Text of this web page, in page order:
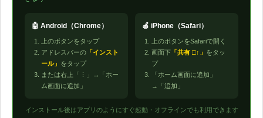
🤖 Android（Chrome）
上のボタンをタップ
アドレスバーの 「インスト
ール」 をタップ
または右上「⋮」→「ホー
ム画面に追加」
🍎 iPhone（Safari）
上のボタンをSafariで開く
画面下 「共有 □↑」 をタッ
プ
「ホーム画面に追加」
→「追加」
インストール後はアプリのようにすぐ起動・オフラインでも利用できます